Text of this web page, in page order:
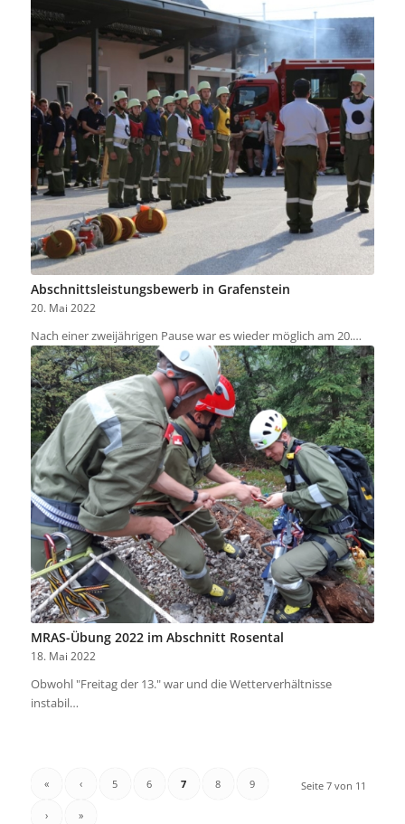
Abschnittsleistungsbewerb in Grafenstein
20. Mai 2022
Nach einer zweijährigen Pause war es wieder möglich am 20.…
MRAS-Übung 2022 im Abschnitt Rosental
18. Mai 2022
Obwohl "Freitag der 13." war und die Wetterverhältnisse
instabil…
Seite 7 von 11
« ‹ 5 6 7 8 9
› »